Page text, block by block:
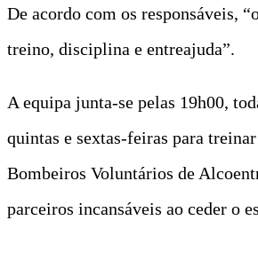
De acordo com os responsáveis,
treino, disciplina e entreajuda”.
A equipa junta-se pelas 19h00,
quintas e sextas-feiras para
Bombeiros Voluntários de
parceiros incansáveis ao ceder o